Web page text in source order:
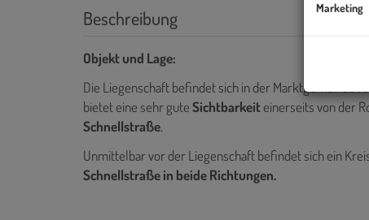
Beschreibung
Objekt und Lage:
Die Liegenschaft befindet sich in der Marktgemeinde
bietet eine sehr guteSichtbarkeiteinerseits von der
Schnellstraße.
Unmittelbar vor der Liegenschaft befindet sich ein
Schnellstraße in beide Richtungen.
Marketing